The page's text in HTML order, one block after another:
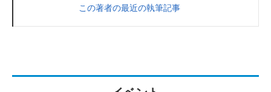
この著者の最近の執筆記事